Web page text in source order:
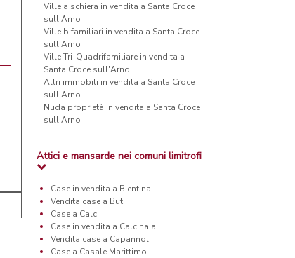
Ville a schiera in vendita a Santa Croce
sull'Arno
Ville bifamiliari in vendita a Santa Croce
sull'Arno
Ville Tri-Quadrifamiliare in vendita a
Santa Croce sull'Arno
Altri immobili in vendita a Santa Croce
sull'Arno
Nuda proprietà in vendita a Santa Croce
sull'Arno
Attici e mansarde nei comuni limitrofi
Case in vendita a Bientina
Vendita case a Buti
Case a Calci
Case in vendita a Calcinaia
Vendita case a Capannoli
Case a Casale Marittimo